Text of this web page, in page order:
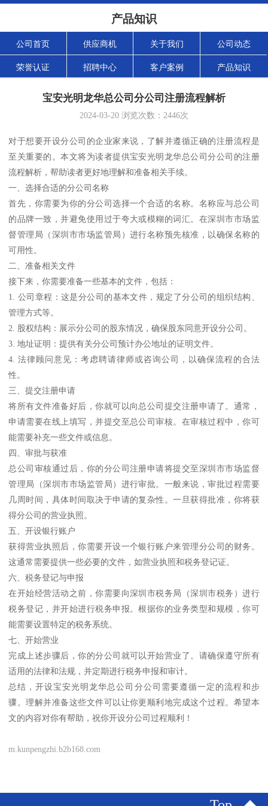
产品知识
公司首页 供应商机 关于我们 公司动态
荣誉认证 招聘中心 客户案例 产品知识
宝安光明龙华总公司分公司注册流程解析
2024-03-20 浏览次数： 2446次
对于想要开设分公司的企业家来说，了解并遵循正确的注册流程是
至关重要的。本文将为读者提供宝安光明龙华总公司分公司的注册
流程解析，帮助读者更好地理解和准备相关手续。
一、选择合适的分公司名称
首先，你需要为你的分公司选择一个合适的名称。名称应与总公司
的品牌一致，并避免使用过于夸大或模糊的词汇。在深圳市市场监
督管理局（深圳市市场监管局）进行名称预先核准，以确保名称的
可用性。
二、准备相关文件
接下来，你需要准备一些基本的文件，包括：
1. 公司章程：这是分公司的基本文件，规定了分公司的组织结构、
管理方式等。
2. 股权结构：展示分公司的股东情况，确保股东同意开设分公司。
3. 地址证明：提供有关分公司预计办公地址的证明文件。
4. 法律顾问意见：考虑聘请律师或咨询公司，以确保流程的合法
性。
三、提交注册申请
将所有文件准备好后，你就可以向总公司提交注册申请了。通常，
申请需要在线上填写，并提交至总公司审核。在审核过程中，你可
能需要补充一些文件或信息。
四、审批与获准
总公司审核通过后，你的分公司注册申请将提交至深圳市市场监督
管理局（深圳市市场监管局）进行审批。一般来说，审批过程需要
几周时间，具体时间取决于申请的复杂性。一旦获得批准，你将获
得分公司的营业执照。
五、开设银行账户
获得营业执照后，你需要开设一个银行账户来管理分公司的财务。
这通常需要提供一些必要的文件，如营业执照和税务登记证。
六、税务登记与申报
在开始经营活动之前，你需要向深圳市税务局（深圳市税务）进行
税务登记，并开始进行税务申报。根据你的业务类型和规模，你可
能需要设置特定的税务系统。
七、开始营业
完成上述步骤后，你的分公司就可以开始营业了。请确保遵守所有
适用的法律和法规，并定期进行税务申报和审计。
总结，开设宝安光明龙华总公司分公司需要遵循一定的流程和步
骤。理解并准备这些文件可以让你更顺利地完成这个过程。希望本
文的内容对你有帮助，祝你开设分公司过程顺利！
m.kunpengzhi.b2b168.com